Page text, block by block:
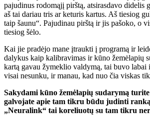
pajudinus rodomąjį pirštą, atsirasdavo didelis
aš tai dariau tris ar keturis kartus. Aš tiesiog
taip šaunu“. Pajudinau pirštą ir jis pašoko, o
tiesiog šėlo.
Kai jie pradėjo mane įtraukti į programą ir
dalykus kaip kalibravimas ir kūno žemėlapių
kartą gavau žymeklio valdymą, tai buvo
visai nesunku, ir manau, kad nuo čia viskas
Sakydami kūno žemėlapių sudarymą
galvojate apie tam tikru būdu judinti
„Neuralink“ tai koreliuotų su tam tikru